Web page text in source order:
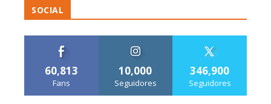
SOCIAL
60,813
Fans
10,000
Seguidores
346,900
Seguidores